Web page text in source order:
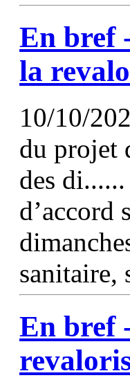
En bref
la
10/10/
du projet
des
d’accord
sanitaire,
En bref